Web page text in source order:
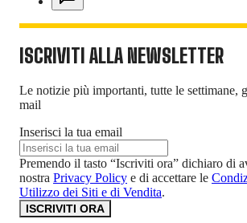
ISCRIVITI ALLA NEWSLETTER
Le notizie più importanti, tutte le settimane,
mail
Inserisci la tua email
Premendo il tasto “Iscriviti ora” dichiaro di
nostra Privacy Policy e di accettare le
Utilizzo dei Siti e di Vendita.
ISCRIVITI ORA